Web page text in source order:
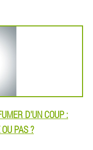
D'UN COUP :
PAS ?